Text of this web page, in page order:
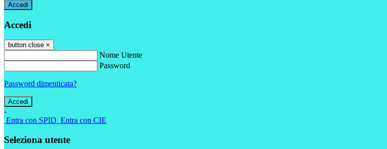
Accedi
Accedi
button close ×
Nome Utente
Password
Password dimenticata?
-
Entra con SPID Entra con CIE
Seleziona utente